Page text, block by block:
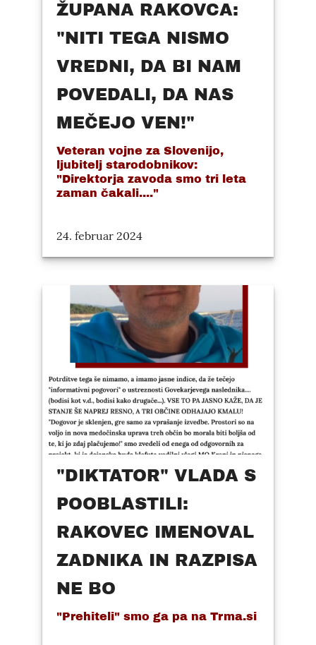
ŽUPANA RAKOVCA:
"NITI TEGA NISMO
VREDNI, DA BI NAM
POVEDALI, DA NAS
MEČEJO VEN!"
Veteran vojne za Slovenijo,
ljubitelj starodobnikov:
"Direktorja zavoda smo tri leta
zaman čakali...."
24. februar 2024
"DIKTATOR" VLADA S
POOBLASTILI:
RAKOVEC IMENOVAL
ZADNIKA IN RAZPISA
NE BO
"Prehiteli" smo ga pa na Trma.si